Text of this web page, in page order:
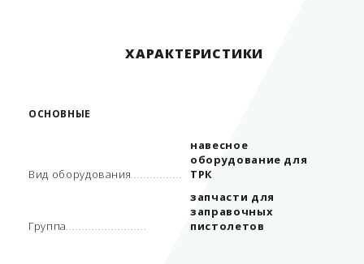
ХАРАКТЕРИСТИКИ
ОСНОВНЫЕ
Вид оборудования
навесное
оборудование для
ТРК
Группа
запчасти для
заправочных
пистолетов